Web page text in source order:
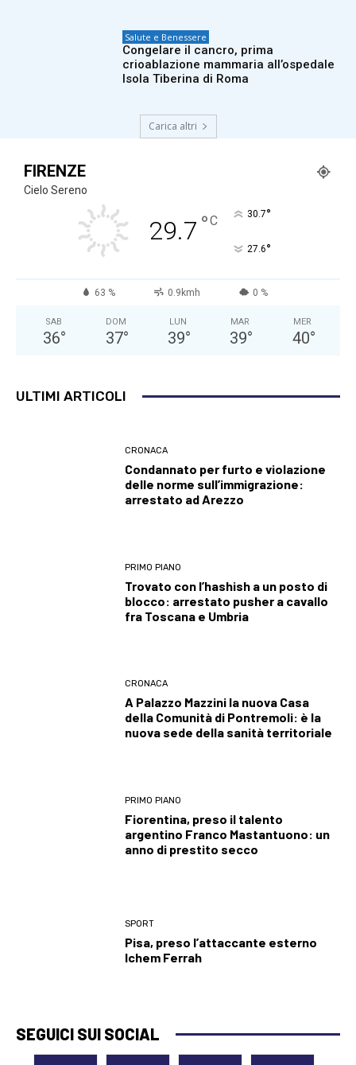
Salute e Benessere
Congelare il cancro, prima
crioablazione mammaria all’ospedale
Isola Tiberina di Roma
Carica altri
FIRENZE
Cielo Sereno
29.7 °C 30.7°
27.6°
63 % 0.9kmh 0 %
SAB
36°
DOM
37°
LUN
39°
MAR
39°
MER
40°
ULTIMI ARTICOLI
CRONACA
Condannato per furto e violazione
delle norme sull’immigrazione:
arrestato ad Arezzo
PRIMO PIANO
Trovato con l’hashish a un posto di
blocco: arrestato pusher a cavallo
fra Toscana e Umbria
CRONACA
A Palazzo Mazzini la nuova Casa
della Comunità di Pontremoli: è la
nuova sede della sanità territoriale
PRIMO PIANO
Fiorentina, preso il talento
argentino Franco Mastantuono: un
anno di prestito secco
SPORT
Pisa, preso l’attaccante esterno
Ichem Ferrah
SEGUICI SUI SOCIAL